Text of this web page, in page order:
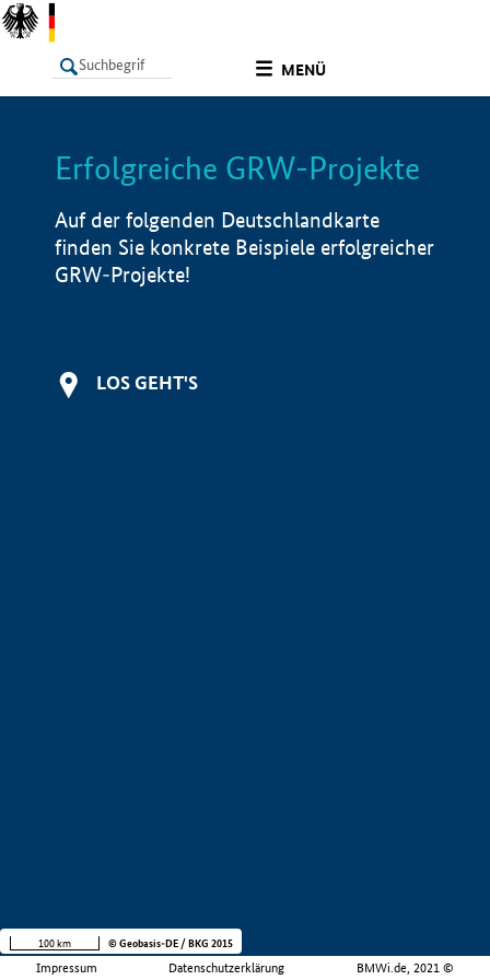
MENÜ
LISTE Info
Erfolgreiche GRW-Projekte
Auf der folgenden Deutschlandkarte
finden Sie konkrete Beispiele erfolgreicher
GRW-Projekte!
LOS GEHT'S
Impressum Datenschutzerklärung BMWi.de, 2021 ©
100 km © Geobasis-DE / BKG 2015